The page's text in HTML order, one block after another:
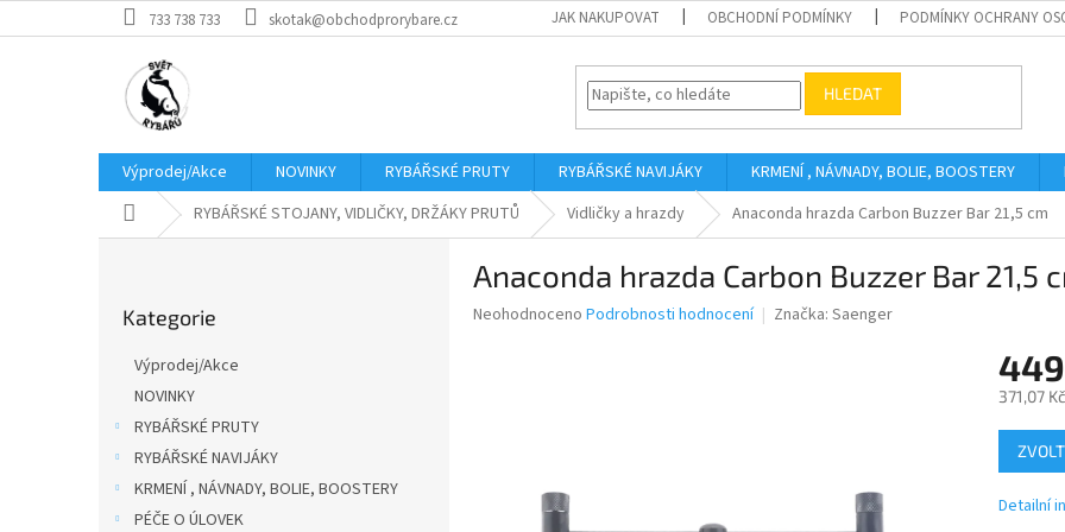
na
733 738 733 skotak@obchodprorybare.cz JAK NAKUPOVAT OBCHODNÍ PODMÍNKY PODMÍNKY OCHRANY
HLEDAT
Výprodej/Akce NOVINKY RYBÁŘSKÉ PRUTY RYBÁŘSKÉ NAVIJÁKY KRMENÍ , NÁVNADY, BOLIE, BOOSTERY
Domů RYBÁŘSKÉ STOJANY, VIDLIČKY, DRŽÁKY PRUTŮ Vidličky a hrazdy Anaconda hrazda Carbon Buzzer Bar 21,5 cm
kategorie
Kategorie
Výprodej/Akce
NOVINKY
RYBÁŘSKÉ PRUTY
RYBÁŘSKÉ NAVIJÁKY
KRMENÍ , NÁVNADY, BOLIE, BOOSTERY
PÉČE O ÚLOVEK
Anaconda hrazda Carbon Buzzer Bar 21,5
Průměrné
Neohodnoceno Podrobnosti hodnocení Značka: Saenger
371,07
Měrná
cena:
Detailní